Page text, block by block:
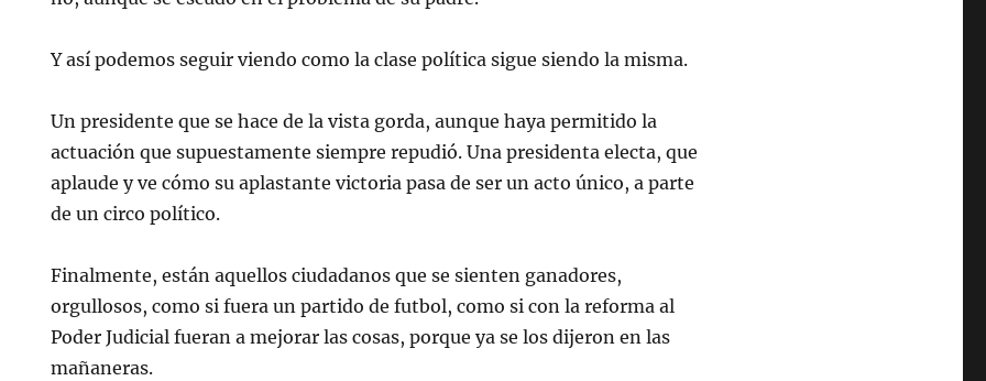
Y así podemos seguir viendo como la clase política sigue siendo la misma.
Un presidente que se hace de la vista gorda, aunque haya permitido la
actuación que supuestamente siempre repudió. Una presidenta electa, que
aplaude y ve cómo su aplastante victoria pasa de ser un acto único, a parte
de un circo político.
Finalmente, están aquellos ciudadanos que se sienten ganadores,
orgullosos, como si fuera un partido de futbol, como si con la reforma al
Poder Judicial fueran a mejorar las cosas, porque ya se los dijeron en las
mañaneras.